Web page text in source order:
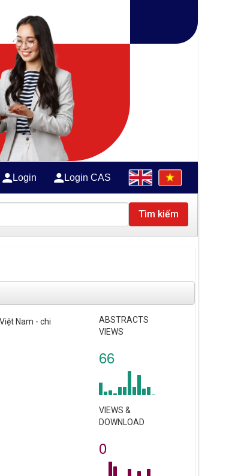
Login Login CAS
Tìm kiếm
Nam - chi
ABSTRACTS
VIEWS
66
VIEWS &
DOWNLOAD
0